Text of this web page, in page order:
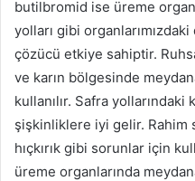
butilbromid ise üreme
yolları gibi
çözücü etkiye sahiptir.
ve karın bölgesinde
kullanılır. Safra yollarındaki
şişkinliklere iyi gelir. Rahim
hıçkırık gibi sorunlar için
üreme organlarında